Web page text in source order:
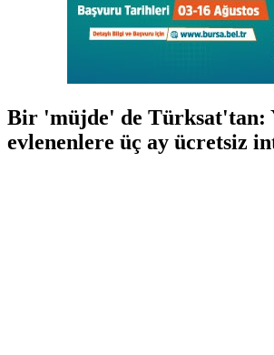
Bir 'müjde' de Türksat'tan:
evlenenlere üç ay ücretsiz